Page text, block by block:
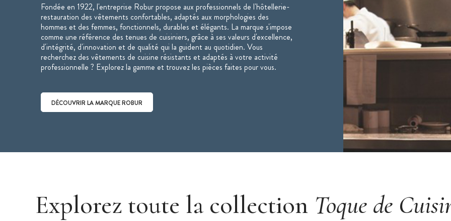
Fondée en 1922, l'entreprise Robur propose aux professionnels de l'hôtellerie-
restauration des vêtements confortables, adaptés aux morphologies des
hommes et des femmes, fonctionnels, durables et élégants. La marque s'impose
comme une référence des tenues de cuisiniers, grâce à ses valeurs d'excellence,
d'intégrité, d'innovation et de qualité qui la guident au quotidien. Vous
recherchez des vêtements de cuisine résistants et adaptés à votre activité
professionnelle ? Explorez la gamme et trouvez les pièces faites pour vous.
DÉCOUVRIR LA MARQUE ROBUR
Explorez toute la collection Toque de